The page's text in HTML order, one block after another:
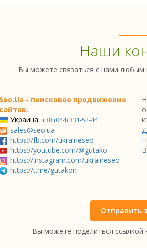
Наши
Вы можете связаться с нами любым
Seo.Ua - поисковое продвижение
сайтов.
Украина: +38 (044) 331-52-44
sales@seo.ua
https://fb.com/ukraineseo
https://youtube.com/@gutako
https://instagram.com/ukraineseo
https://t.me/gutakon
Отправить
Вы можете поделиться ссылкой